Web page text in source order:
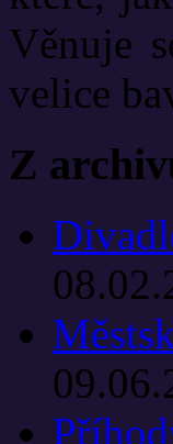
Věnuje
velice
Z